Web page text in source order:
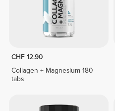
CHF 12.90
Collagen + Magnesium 180
tabs